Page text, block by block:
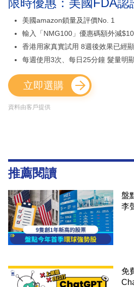
限時優惠：美國FDA
美國amazon鎖量及評價No. 1
輸入「NMG100」優惠碼額外減
香港用家真實試用 8週後效果已經
每週使用3次、每日25分鐘 髮量明
立即選購
資料由客戶提供
推薦閱讀
盤
李
免